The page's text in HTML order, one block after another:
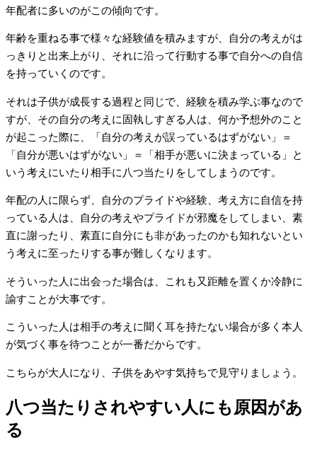
年配者に多いのがこの傾向です。
年齢を重ねる事で様々な経験値を積みますが、自分の考えがは
っきりと出来上がり、それに沿って行動する事で自分への自信
を持っていくのです。
それは子供が成長する過程と同じで、経験を積み学ぶ事なので
すが、その自分の考えに固執しすぎる人は、何か予想外のこと
が起こった際に、「自分の考えが誤っているはずがない」＝
「自分が悪いはずがない」＝「相手が悪いに決まっている」と
いう考えにいたり相手に八つ当たりをしてしまうのです。
年配の人に限らず、自分のプライドや経験、考え方に自信を持
っている人は、自分の考えやプライドが邪魔をしてしまい、素
直に謝ったり、素直に自分にも非があったのかも知れないとい
う考えに至ったりする事が難しくなります。
そういった人に出会った場合は、これも又距離を置くか冷静に
諭すことが大事です。
こういった人は相手の考えに聞く耳を持たない場合が多く本人
が気づく事を待つことが一番だからです。
こちらが大人になり、子供をあやす気持ちで見守りましょう。
八つ当たりされやすい人にも原因があ
る